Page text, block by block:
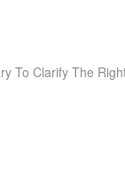
Clarify The